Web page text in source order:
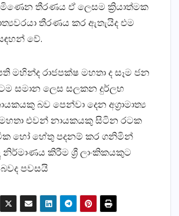
තීරණය ඒ ලෙසම ක්‍රියාත්මක
තීරණය කර ඇතැයිද එම
වේ.
මහින්ද රාජපක්ෂ මහතා ද සෑම ජන
සමාන ලෙස සලකන දුර්ලභ
බව පෙන්වා දෙන අග්‍රාමාත්‍ය
මහතා එවන් නායකයකු සිටින රටක
හෝ හේතු පදනම් කර ගනිමින්
නිර්මාණය කිරීම ශ්‍රී ලාංකිකයකුට
පවසයි